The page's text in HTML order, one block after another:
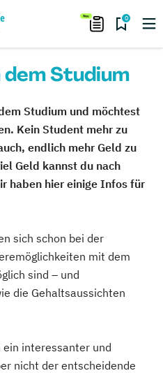
0
Studium
Studium und möchtest
Kein Student mehr zu
endlich mehr Geld zu
Geld kannst du nach
haben hier einige Infos für
sich schon bei der
mit dem
sind – und
die Gehaltsaussichten
interessanter und
nicht der entscheidende